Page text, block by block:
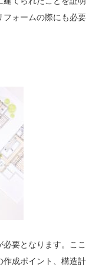
フォームの際にも必要
要となります。ここ
作成ポイント、構造計